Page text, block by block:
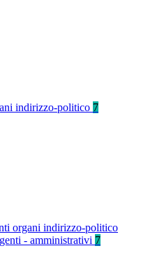
indirizzo-politico 7
organi indirizzo-politico
- amministrativi 7